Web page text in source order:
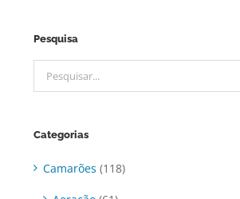
Pesquisa
Categorias
Camarões (118)